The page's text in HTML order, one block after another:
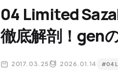
04 Limited
徹底解剖！gen
2017.03.25 2026.01.14 #04